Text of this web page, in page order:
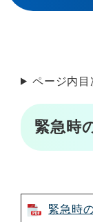
ページ内目
緊急時
緊急時